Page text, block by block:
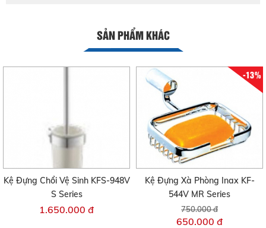
SẢN PHẨM KHÁC
Kệ Đựng Chổi Vệ Sinh KFS-948V
S Series
1.650.000 đ
-13%
Kệ Đựng Xà Phòng Inax KF-
544V MR Series
750.000 đ
650.000 đ